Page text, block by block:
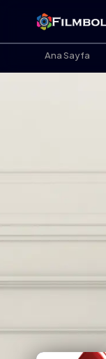
Ana Sayfa